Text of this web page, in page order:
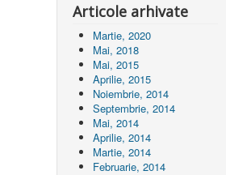
Articole arhivate
Martie, 2020
Mai, 2018
Mai, 2015
Aprilie, 2015
Noiembrie, 2014
Septembrie, 2014
Mai, 2014
Aprilie, 2014
Martie, 2014
Februarie, 2014